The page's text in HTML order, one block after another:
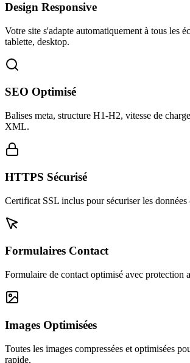
Design Responsive
Votre site s'adapte automatiquement à tous les
tablette, desktop.
SEO Optimisé
Balises meta, structure H1-H2, vitesse de
XML.
HTTPS Sécurisé
Certificat SSL inclus pour sécuriser les données
Formulaires Contact
Formulaire de contact optimisé avec protection
Images Optimisées
Toutes les images compressées et optimisées
rapide.